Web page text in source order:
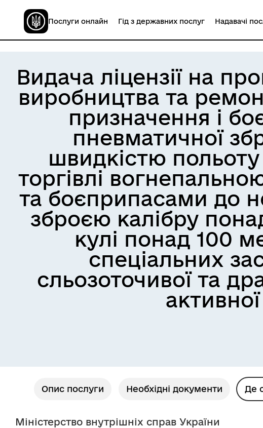
Послуги онлайн Гід з державних послуг Надавачі
Видача ліцензії на
виробництва та
призначення і
пневматичної
швидкістю
торгівлі
та боєприпасами до
зброєю калібру
кулі понад 100
спеціальних
сльозоточивої та
Опис послуги Необхідні документи Де
Міністерство внутрішніх справ України